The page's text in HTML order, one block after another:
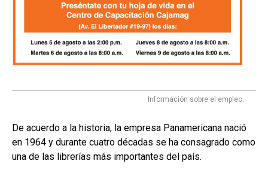
Información sobre el empleo.
De acuerdo a la historia, la empresa Panamericana nació
en 1964 y durante cuatro décadas se ha consagrado como
una de las librerías más importantes del país.